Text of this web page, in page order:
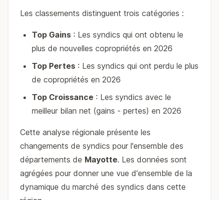
Les classements distinguent trois catégories :
Top Gains : Les syndics qui ont obtenu le
plus de nouvelles copropriétés en 2026
Top Pertes : Les syndics qui ont perdu le plus
de copropriétés en 2026
Top Croissance : Les syndics avec le
meilleur bilan net (gains - pertes) en 2026
Cette analyse régionale présente les
changements de syndics pour l'ensemble des
départements de Mayotte. Les données sont
agrégées pour donner une vue d'ensemble de la
dynamique du marché des syndics dans cette